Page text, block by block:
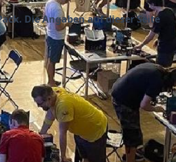
. Die Angaben auf dieser Seite